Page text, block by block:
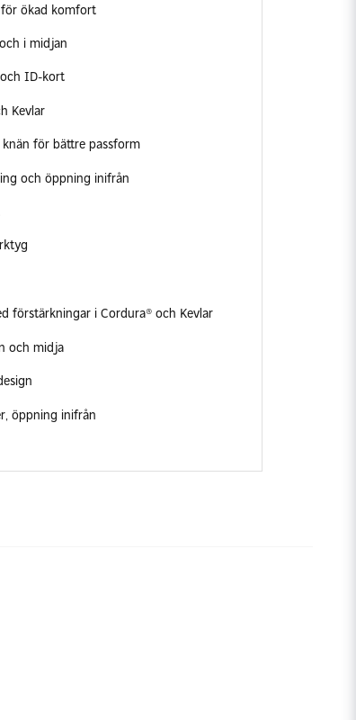
ökad komfort
i midjan
ID-kort
Kevlar
för bättre passform
och öppning inifrån
förstärkningar i Cordura® och Kevlar
och midja
öppning inifrån